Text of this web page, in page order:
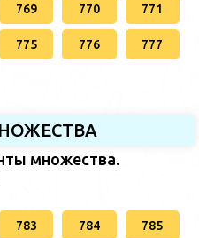
769 770 771
775 776 777
множества.
783 784 785